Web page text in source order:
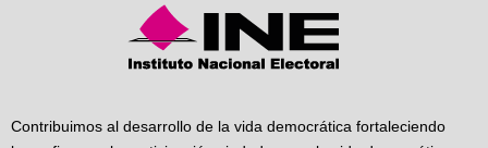
Contribuimos al desarrollo de la vida democrática fortaleciendo